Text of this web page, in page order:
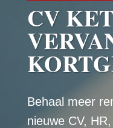
CV
Behaal meer
nieuwe CV,